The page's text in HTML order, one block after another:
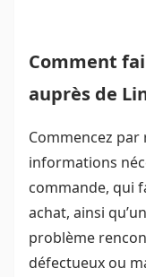
Comment
auprès de
Commencez
informations
commande, qui
achat, ainsi
problème
défectueux ou